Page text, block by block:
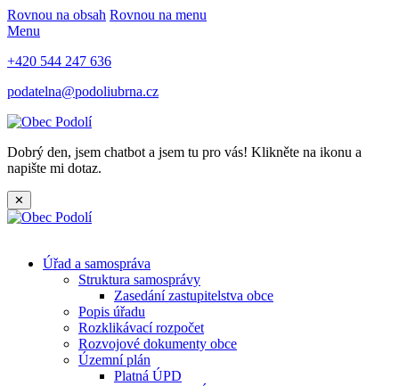
Rovnou na obsah Rovnou na menu
Menu
+420 544 247 636
podatelna@podoliubrna.cz
Dobrý den, jsem chatbot a jsem tu pro vás! Klikněte na ikonu a
napište mi dotaz.
✕
Úřad a samospráva
Struktura samosprávy
Zasedání zastupitelstva obce
Popis úřadu
Rozklikávací rozpočet
Rozvojové dokumenty obce
Územní plán
Platná ÚPD